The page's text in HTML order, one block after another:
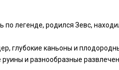
легенде, родился Зевс,
глубокие каньоны и
и разнообразные